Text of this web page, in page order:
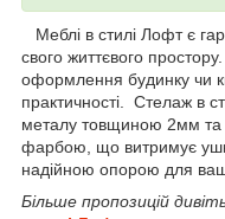
Меблі в стилі Лофт є
свого життєвого
оформлення будинку чи
практичності. Стелаж в
металу товщиною 2мм
фарбою, що витримує
надійною опорою для
Більше пропозицій